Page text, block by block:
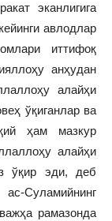
эканлигига
авлодлар
иттифоқ
анҳудан
алайҳи
ўқиганлар ва
ҳам мазкур
алайҳи
ўқир эди, деб
Суламийнинг
рамазонда